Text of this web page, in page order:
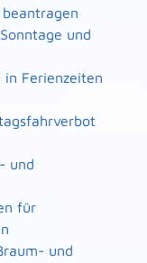
und
in Ferienzeiten
und
für
und